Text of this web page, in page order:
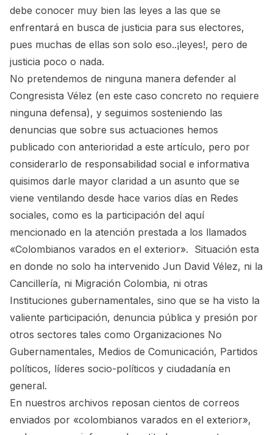
debe conocer muy bien las leyes a las que se
enfrentará en busca de justicia para sus electores,
pues muchas de ellas son solo eso..¡leyes!, pero de
justicia poco o nada.
No pretendemos de ninguna manera defender al
Congresista Vélez (en este caso concreto no requiere
ninguna defensa), y seguimos sosteniendo las
denuncias que sobre sus actuaciones hemos
publicado con anterioridad a este artículo, pero por
considerarlo de responsabilidad social e informativa
quisimos darle mayor claridad a un asunto que se
viene ventilando desde hace varios días en Redes
sociales, como es la participación del aquí
mencionado en la atención prestada a los llamados
«Colombianos varados en el exterior». Situación esta
en donde no solo ha intervenido Jun David Vélez, ni la
Cancillería, ni Migración Colombia, ni otras
Instituciones gubernamentales, sino que se ha visto la
valiente participación, denuncia pública y presión por
otros sectores tales como Organizaciones No
Gubernamentales, Medios de Comunicación, Partidos
políticos, líderes socio-políticos y ciudadanía en
general.
En nuestros archivos reposan cientos de correos
enviados por «colombianos varados en el exterior»,